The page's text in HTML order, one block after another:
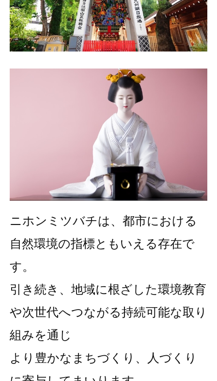
ニホンミツバチは、都市における
自然環境の指標ともいえる存在で
す。
引き続き、地域に根ざした環境教育
や次世代へつながる持続可能な取り
組みを通じ
より豊かなまちづくり、人づくり